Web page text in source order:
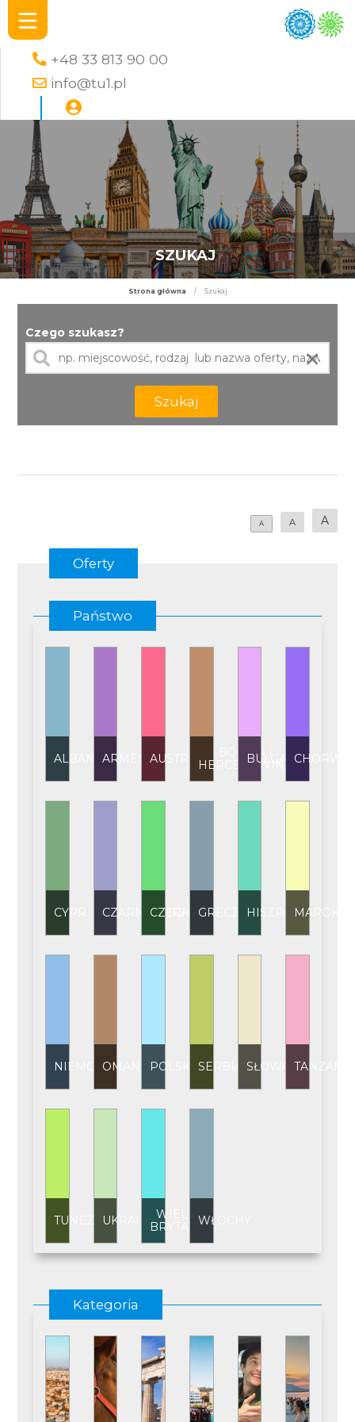
+48 33 813 90 00
info@tu1.pl
SZUKAJ
Strona główna / Szukaj
Czego szukasz?
×
Szukaj
A A A
Oferty
Państwo
ALBANIAARMENIAAUSTRIA
BOŚNIA I
HERCEGOWINA
BUŁGARIA
CYPR CZARNOGÓRA
CZECHY GRECJA HISZPANIAMAROKO
NIEMCY OMAN POLSKASERBIA SŁOWACJATANZANIA
TUNEZJAUKRAINAWIELKA
BRYTANIAWŁOCHY
Kategoria